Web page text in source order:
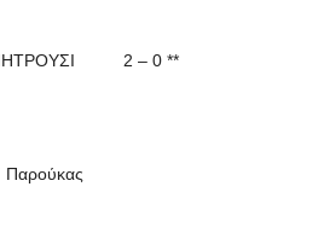
ΜΗΤΡΟΥΣΙ 2 – 0 **
Παρούκας